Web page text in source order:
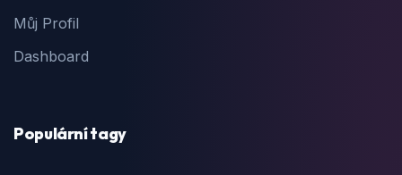
Můj Profil
Dashboard
Populární tagy